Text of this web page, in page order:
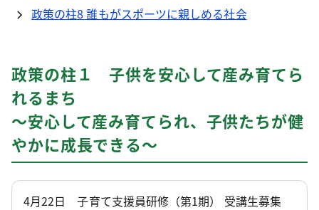
政策の柱8 誰もがスポーツに親しめる社会
政策の柱１ 子供を安心して産み育てら
れるまち
～安心して産み育てられ、子供たちが健
やかに成長できる～
4月22日 子育て支援員研修（第1期） 受講生募集